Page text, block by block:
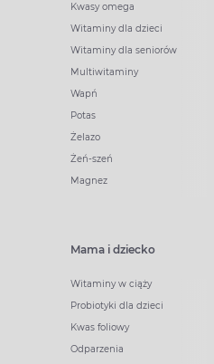
Kwasy omega
Witaminy dla dzieci
Witaminy dla seniorów
Multiwitaminy
Wapń
Potas
Żelazo
Żeń-szeń
Magnez
Mama i dziecko
Witaminy w ciąży
Probiotyki dla dzieci
Kwas foliowy
Odparzenia